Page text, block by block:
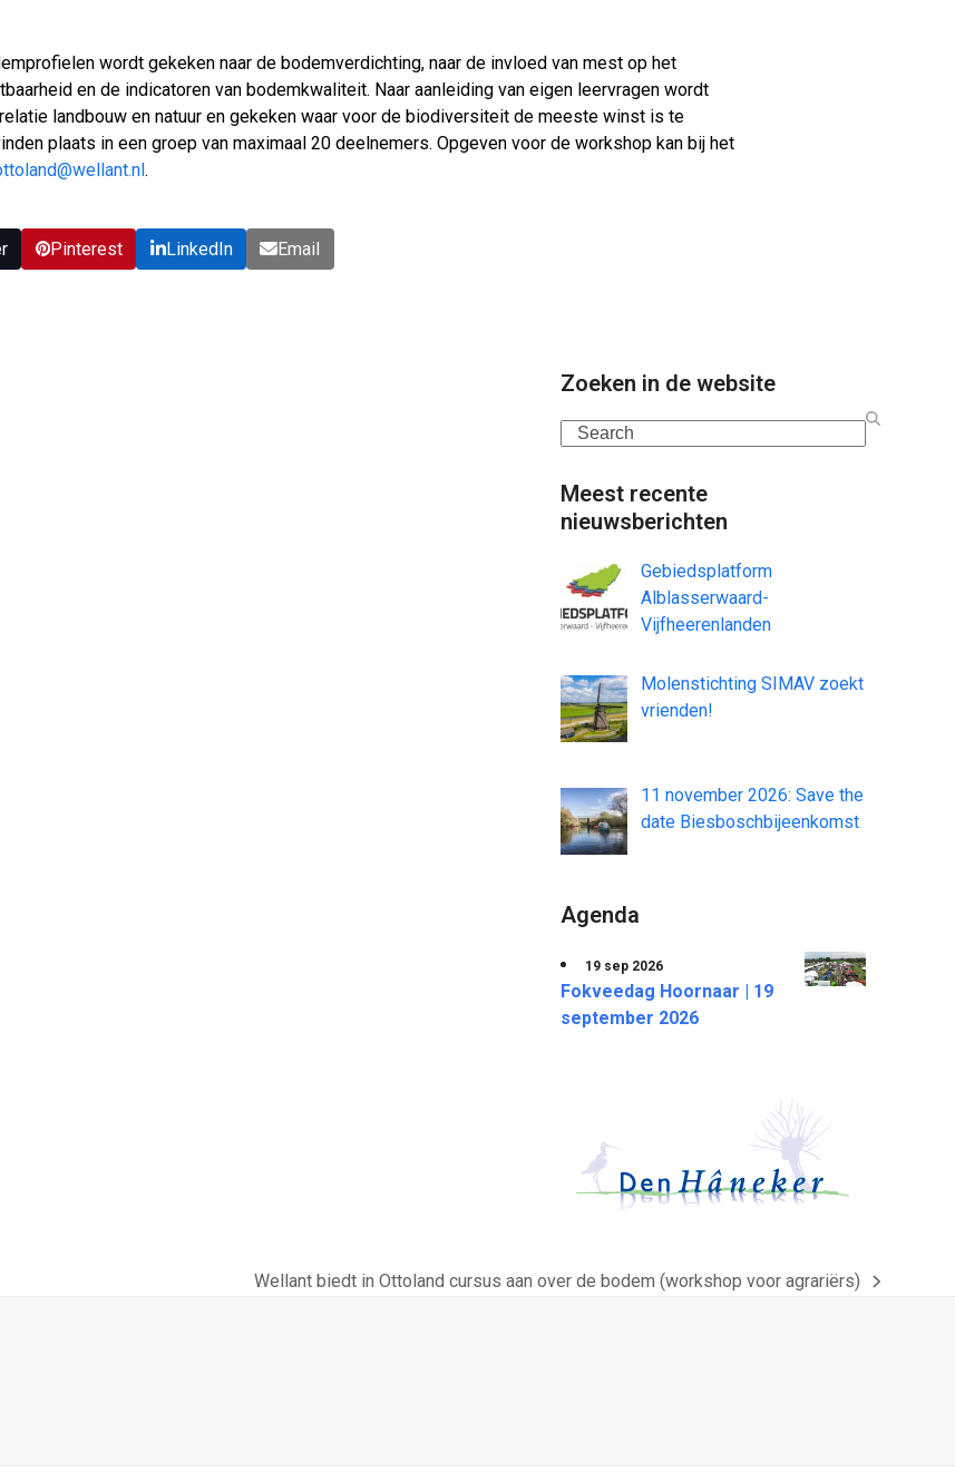
wordt gekeken naar de bodemverdichting, naar de invloed van mest op het
en de indicatoren van bodemkwaliteit. Naar aanleiding van eigen leervragen wordt
landbouw en natuur en gekeken waar voor de biodiversiteit de meeste winst is te
plaats in een groep van maximaal 20 deelnemers. Opgeven voor de workshop kan bij het
.
Pinterest LinkedIn Email
Zoeken in de website
Search
Meest recente
nieuwsberichten
Gebiedsplatform
Alblasserwaard-
Vijfheerenlanden
Molenstichting SIMAV zoekt
vrienden!
11 november 2026: Save the
date Biesboschbijeenkomst
Agenda
19 sep 2026
Fokveedag Hoornaar | 19
september 2026
next
Wellant biedt in Ottoland cursus aan over de bodem (workshop voor agrariërs)